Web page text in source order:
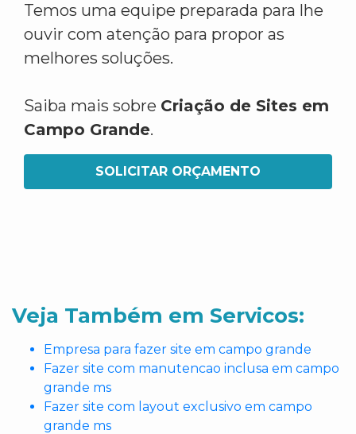
Temos uma equipe preparada para lhe
ouvir com atenção para propor as
melhores soluções.
Saiba mais sobre Criação de Sites em
Campo Grande.
SOLICITAR ORÇAMENTO
Veja Também em Servicos:
Empresa para fazer site em campo grande
Fazer site com manutencao inclusa em campo
grande ms
Fazer site com layout exclusivo em campo
grande ms